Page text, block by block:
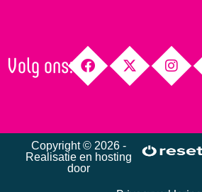
Volg ons:
Copyright © 2026 -
Realisatie en hosting
door